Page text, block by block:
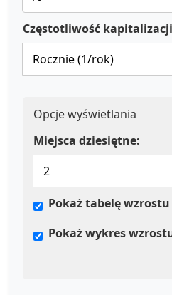
Częstotliwość
Opcje wyświetlania
Miejsca dziesiętne:
Pokaż tabelę wzrostu
Pokaż wykres